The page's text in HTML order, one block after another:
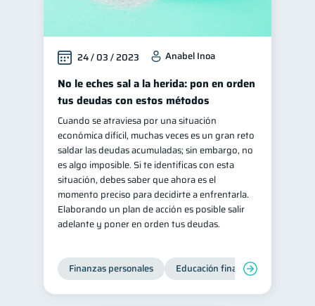
24 / 03 / 2023 Anabel Inoa
No le eches sal a la herida: pon en orden
tus deudas con estos métodos
Cuando se atraviesa por una situación
económica difícil, muchas veces es un gran reto
saldar las deudas acumuladas; sin embargo, no
es algo imposible. Si te identificas con esta
situación, debes saber que ahora es el
momento preciso para decidirte a enfrentarla.
Elaborando un plan de acción es posible salir
adelante y poner en orden tus deudas.
Finanzas personales Educación financiera